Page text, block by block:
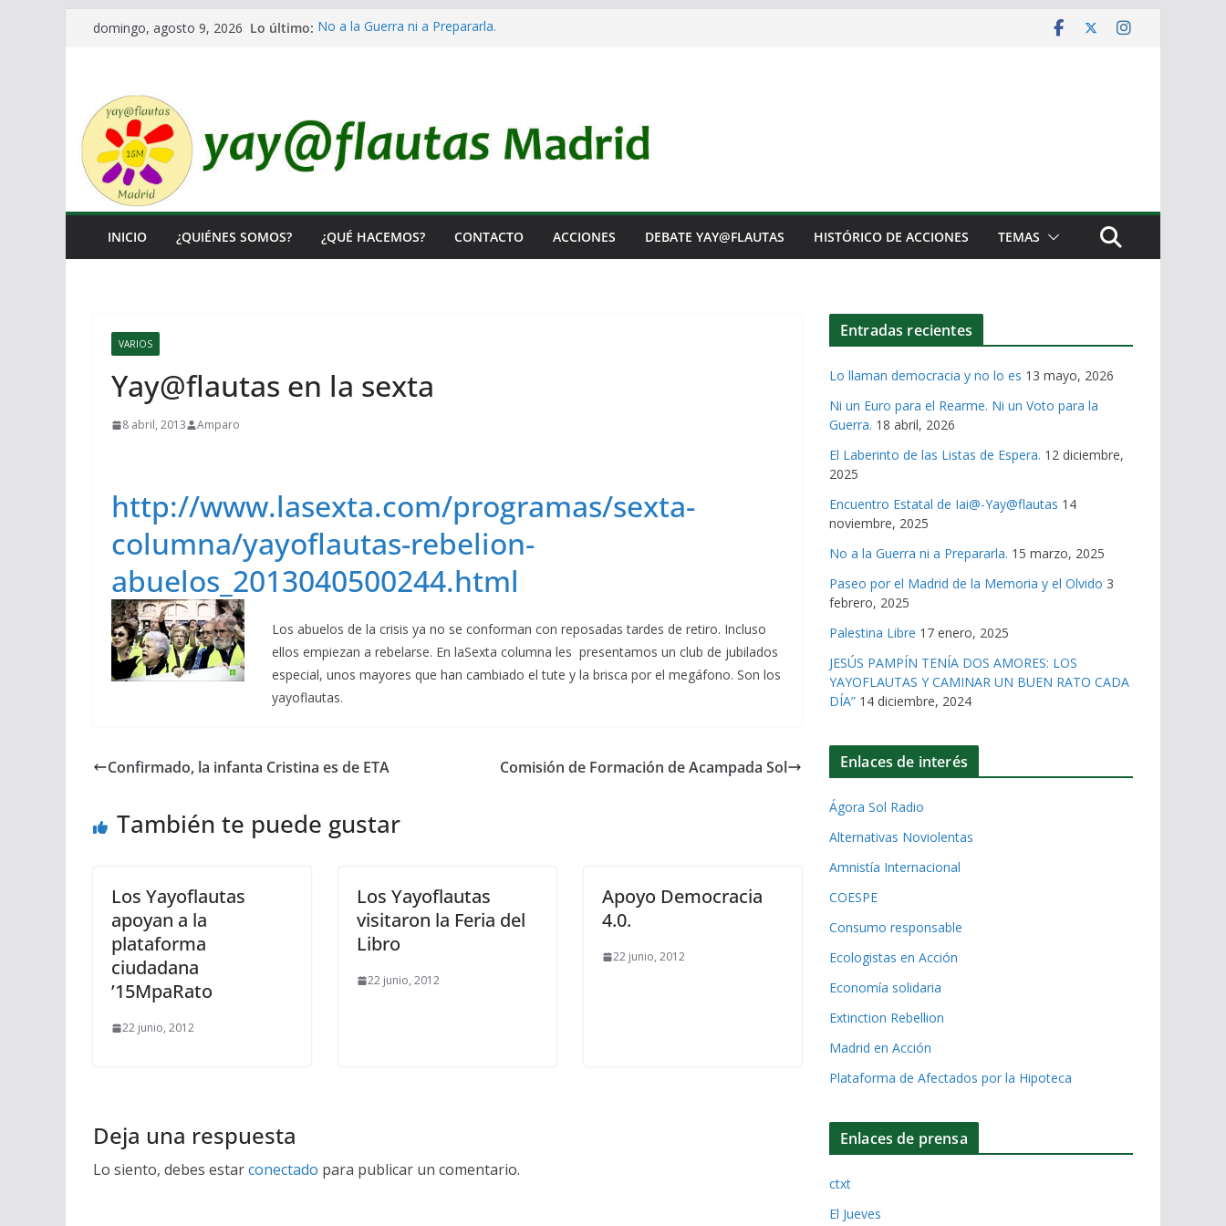
Saltardomingo, agosto 9, 2026 Lo último: No a la Guerra ni a Prepararla.
INICIO ¿QUIÉNES SOMOS? ¿QUÉ HACEMOS? CONTACTO ACCIONES DEBATE YAY@FLAUTAS HISTÓRICO DE ACCIONES TEMAS
VARIOS
Yay@flautas en la sexta
8 abril, 2013 Amparo
http://www.lasexta.com/programas/sexta-
columna/yayoflautas-rebelion-
abuelos_2013040500244.html
Los abuelos de la crisis ya no se conforman con reposadas tardes de retiro. Incluso
ellos empiezan a rebelarse. En laSexta columna les presentamos un club de jubilados
especial, unos mayores que han cambiado el tute y la brisca por el megáfono. Son los
yayoflautas.
Confirmado, la infanta Cristina es de ETA Comisión de Formación de Acampada Sol
También te puede gustar
Los Yayoflautas
apoyan a la
plataforma
ciudadana
’15MpaRato
22 junio, 2012
Los Yayoflautas
visitaron la Feria del
Libro
22 junio, 2012
Apoyo Democracia
4.0.
22 junio, 2012
Deja una respuesta
Lo siento, debes estarconectado para publicar un comentario.
Entradas recientes
Lo llaman democracia y no lo es 13 mayo, 2026
Ni un Euro para el Rearme. Ni un Voto para la
Guerra. 18 abril, 2026
El Laberinto de las Listas de Espera. 12 diciembre,
2025
Encuentro Estatal de Iai@-Yay@flautas 14
noviembre, 2025
No a la Guerra ni a Prepararla. 15 marzo, 2025
Paseo por el Madrid de la Memoria y el Olvido 3
febrero, 2025
Palestina Libre 17 enero, 2025
JESÚS PAMPÍN TENÍA DOS AMORES: LOS
YAYOFLAUTAS Y CAMINAR UN BUEN RATO CADA
DÍA” 14 diciembre, 2024
Enlaces de interés
Ágora Sol Radio
Alternativas Noviolentas
Amnistía Internacional
COESPE
Consumo responsable
Ecologistas en Acción
Economía solidaria
Extinction Rebellion
Madrid en Acción
Plataforma de Afectados por la Hipoteca
Enlaces de prensa
ctxt
El Jueves